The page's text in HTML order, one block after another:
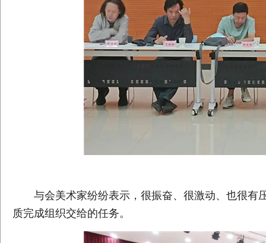
与会美术家纷纷表示，很振奋、很激动、也很有
质完成组织交给的任务。